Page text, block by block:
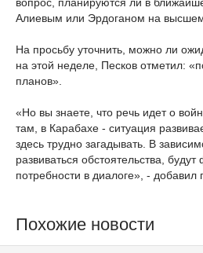
Алиевым или Эрдоганом на высшем
На просьбу уточнить, можно ли
на этой неделе, Песков отметил:
планов».
«Но вы знаете, что речь идет о
там, в Карабахе - ситуация
здесь трудно загадывать. В
развиваться обстоятельства,
потребности в диалоге», - добавил
Похожие новости